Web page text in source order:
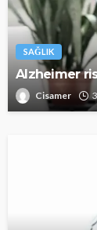
SAĞLIK
Alzheimer
Cisamer